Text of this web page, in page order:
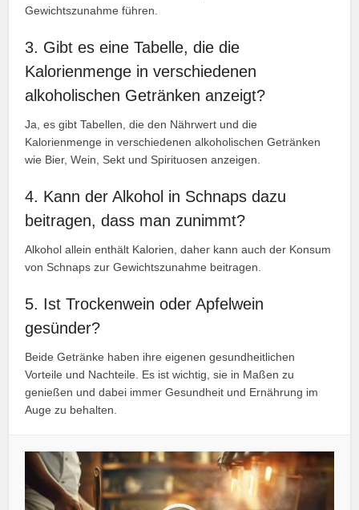
Gewichtszunahme führen.
3. Gibt es eine Tabelle, die die
Kalorienmenge in verschiedenen
alkoholischen Getränken anzeigt?
Ja, es gibt Tabellen, die den Nährwert und die
Kalorienmenge in verschiedenen alkoholischen Getränken
wie Bier, Wein, Sekt und Spirituosen anzeigen.
4. Kann der Alkohol in Schnaps dazu
beitragen, dass man zunimmt?
Alkohol allein enthält Kalorien, daher kann auch der Konsum
von Schnaps zur Gewichtszunahme beitragen.
5. Ist Trockenwein oder Apfelwein
gesünder?
Beide Getränke haben ihre eigenen gesundheitlichen
Vorteile und Nachteile. Es ist wichtig, sie in Maßen zu
genießen und dabei immer Gesundheit und Ernährung im
Auge zu behalten.